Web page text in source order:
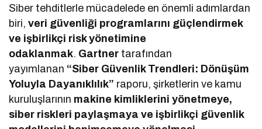
Siber tehditlerle mücadelede en önemli adımlardan
biri,veri güvenliği programlarını güçlendirmek
ve işbirlikçi risk yönetimine
odaklanmak. Gartner tarafından
yayımlanan “Siber Güvenlik Trendleri: Dönüşüm
Yoluyla Dayanıklılık” raporu, şirketlerin ve kamu
kuruluşlarının makine kimliklerini yönetmeye,
siber riskleri paylaşmaya ve işbirlikçi güvenlik